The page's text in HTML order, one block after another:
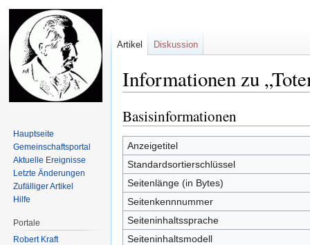
Informationen zu
Zur
Navigation
springen
Zur
Suche
springen
Basisinformationen
Anzeigetitel
Standardsortierschlüssel
Seitenlänge (in Bytes)
Seitenkennnummer
Seiteninhaltssprache
Seiteninhaltsmodell
Artikel Diskussion
Hauptseite
Gemeinschafts­portal
Aktuelle Ereignisse
Letzte Änderungen
Zufälliger Artikel
Hilfe
Portale
Robert Kraft